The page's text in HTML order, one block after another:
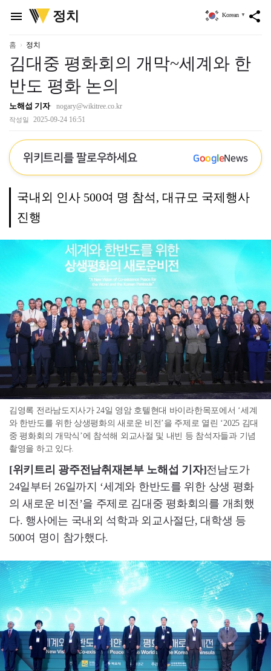
menu
위
키
정치 share
Korean ▼
홈 정치
김대중 평화회의 개막~세계와 한
반도 평화 논의
노해섭 기자 nogary@wikitree.co.kr
작성일 2025-09-24 16:51
위키트리를 팔로우하세요 GoogleNews
국내외 인사 500여 명 참석, 대규모 국제행사
진행
김영록 전라남도지사가 24일 영암 호텔현대 바이라한목포에서 ‘세계
와 한반도를 위한 상생평화의 새로운 비전’을 주제로 열린 ‘2025 김대
중 평화회의 개막식’에 참석해 외교사절 및 내빈 등 참석자들과 기념
촬영을 하고 있다.
[위키트리 광주전남취재본부 노해섭 기자]전남도가
24일부터 26일까지 ‘세계와 한반도를 위한 상생 평화
의 새로운 비전’을 주제로 김대중 평화회의를 개최했
다. 행사에는 국내외 석학과 외교사절단, 대학생 등
500여 명이 참가했다.